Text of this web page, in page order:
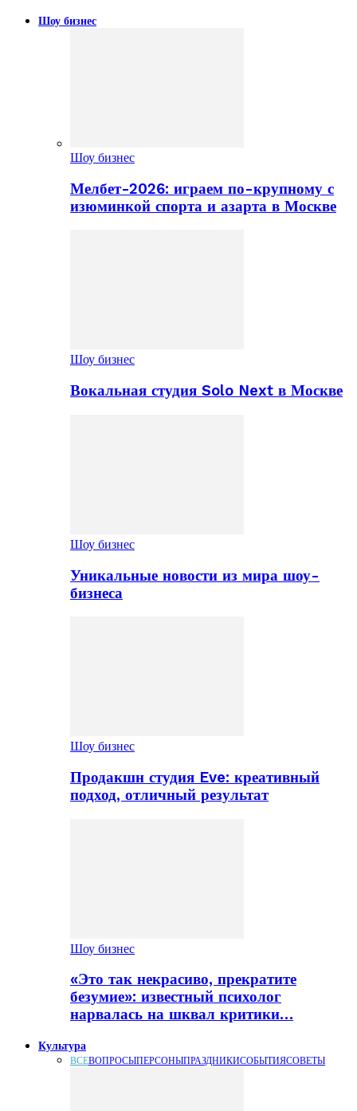
Шоу бизнес
Шоу бизнес
Мелбет-2026: играем по-крупному с
изюминкой спорта и азарта в Москве
Шоу бизнес
Вокальная студия Solo Next в Москве
Шоу бизнес
Уникальные новости из мира шоу-
бизнеса
Шоу бизнес
Продакшн студия Eve: креативный
подход, отличный результат
Шоу бизнес
«Это так некрасиво, прекратите
безумие»: известный психолог
нарвалась на шквал критики…
Культура
ВСЕВОПРОСЫПЕРСОНЫПРАЗДНИКИСОБЫТИЯСОВЕТЫ